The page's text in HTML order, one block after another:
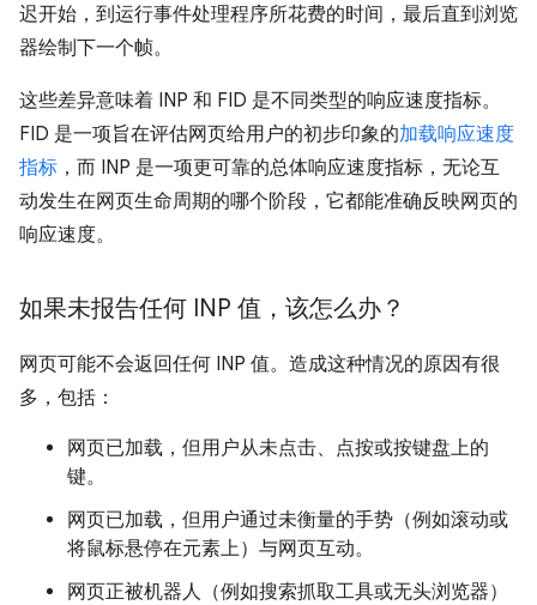
迟开始，到运行事件处理程序所花费的时间，最后直到浏览
器绘制下一个帧。
这些差异意味着 INP 和 FID 是不同类型的响应速度指标。
FID 是一项旨在评估网页给用户的初步印象的加载响应速度
指标 ，而 INP 是一项更可靠的总体响应速度指标，无论互
动发生在网页生命周期的哪个阶段，它都能准确反映网页的
响应速度。
如果未报告任何 INP 值，该怎么办？
网页可能不会返回任何 INP 值。造成这种情况的原因有很
多，包括：
网页已加载，但用户从未点击、点按或按键盘上的
键。
网页已加载，但用户通过未衡量的手势（例如滚动或
将鼠标悬停在元素上）与网页互动。
网页正被机器人（例如搜索抓取工具或无头浏览器）